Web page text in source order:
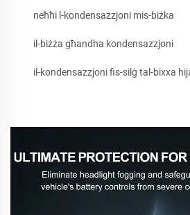
neħħi l-kondensazzjoni mis-biżka
il-biżża għandha kondensazzjoni
il-kondensazzjoni fis-silġ tal-bixxa